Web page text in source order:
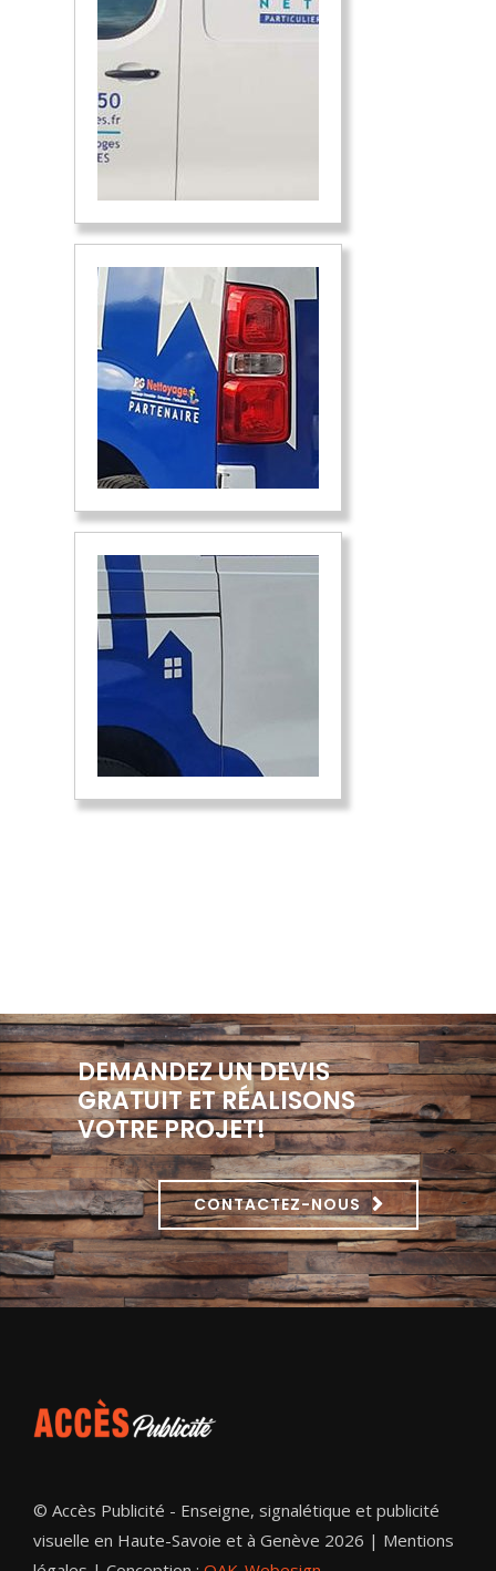
DEMANDEZ UN DEVIS
GRATUIT ET RÉALISONS
VOTRE PROJET!
CONTACTEZ-NOUS
© Accès Publicité - Enseigne, signalétique et publicité
visuelle en Haute-Savoie et à Genève 2026 | Mentions